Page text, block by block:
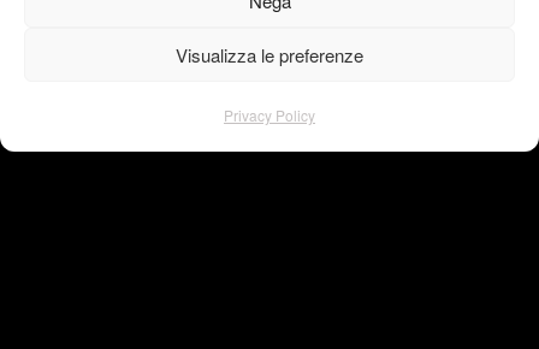
Visualizza le preferenze
Privacy Policy